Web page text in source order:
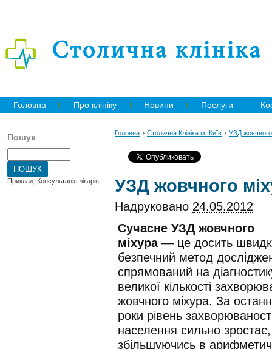
Головна Про клініку Новини Послуги
Пошук
Приклад: Консультація лікарів
Головна › Столична Клініка м. Київ › УЗД
УЗД жовчного
Надруковано 24.05.2012
Сучасне УЗД жовчного
міхура— це досить
безпечний метод
спрямований на
великої кількості
жовчного міхура. За
роки рівень
населення сильно зростає,
збільшуючись в